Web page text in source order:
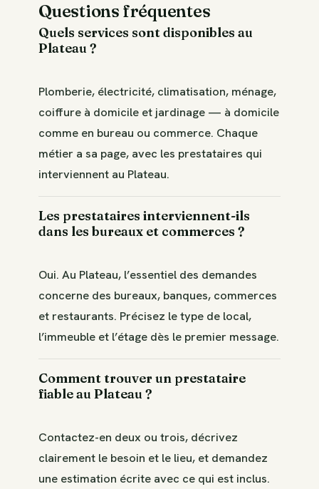
Questions fréquentes
Quels services sont disponibles au
Plateau ?
Plomberie, électricité, climatisation, ménage,
coiffure à domicile et jardinage — à domicile
comme en bureau ou commerce. Chaque
métier a sa page, avec les prestataires qui
interviennent au Plateau.
Les prestataires interviennent-ils
dans les bureaux et commerces ?
Oui. Au Plateau, l’essentiel des demandes
concerne des bureaux, banques, commerces
et restaurants. Précisez le type de local,
l’immeuble et l’étage dès le premier message.
Comment trouver un prestataire
fiable au Plateau ?
Contactez-en deux ou trois, décrivez
clairement le besoin et le lieu, et demandez
une estimation écrite avec ce qui est inclus.